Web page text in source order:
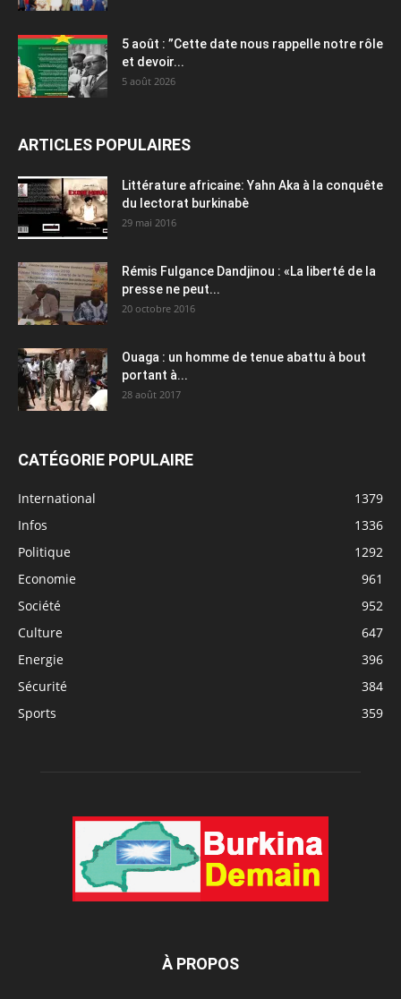
5 août : ”Cette date nous rappelle notre rôle
et devoir...
5 août 2026
ARTICLES POPULAIRES
Littérature africaine: Yahn Aka à la conquête
du lectorat burkinabè
29 mai 2016
Rémis Fulgance Dandjinou : «La liberté de la
presse ne peut...
20 octobre 2016
Ouaga : un homme de tenue abattu à bout
portant à...
28 août 2017
CATÉGORIE POPULAIRE
International
1379
Infos
1336
Politique
1292
Economie
961
Société
952
Culture
647
Energie
396
Sécurité
384
Sports
359
À PROPOS